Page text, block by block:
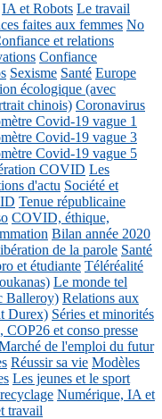
IA et Robots Le travail
faites aux femmes No
et relations
Confiance
Sexisme Santé Europe
écologique (avec
chinois) Coronavirus
Covid-19 vague 1
Covid-19 vague 3
Covid-19 vague 5
COVID Les
d'actu Société et
Tenue républicaine
COVID, éthique,
Bilan année 2020
de la parole Santé
et étudiante Téléréalité
Le monde tel
Balleroy) Relations aux
Durex) Séries et minorités
COP26 et conso presse
de l'emploi du futur
Réussir sa vie Modèles
Les jeunes et le sport
Numérique, IA et
travail